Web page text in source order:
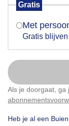
Gratis
Met
Gratis
Als je doorgaat, ga
Heb je al een
Door: public